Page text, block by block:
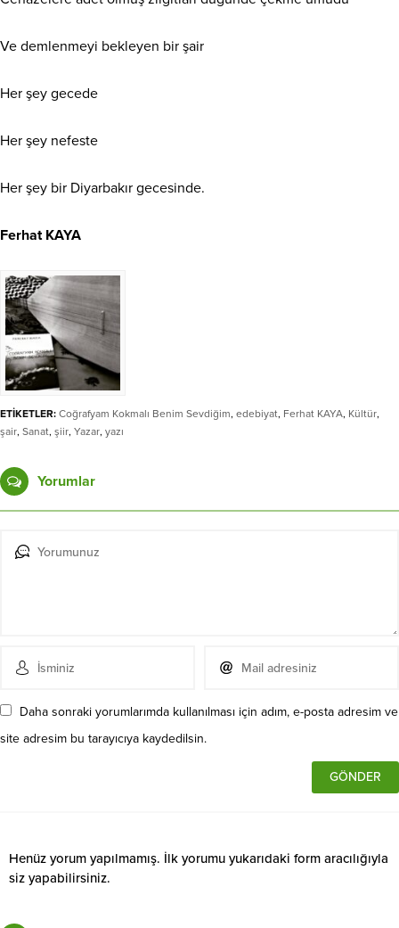
Ve demlenmeyi bekleyen bir şair
Her şey gecede
Her şey nefeste
Her şey bir Diyarbakır gecesinde.
Ferhat KAYA
ETİKETLER: Coğrafyam Kokmalı Benim Sevdiğim, edebiyat, Ferhat KAYA, Kültür,
şair, Sanat, şiir, Yazar, yazı
Yorumlar
Daha sonraki yorumlarımda kullanılması için adım, e-posta adresim ve
site adresim bu tarayıcıya kaydedilsin.
Henüz yorum yapılmamış. İlk yorumu yukarıdaki form aracılığıyla
siz yapabilirsiniz.